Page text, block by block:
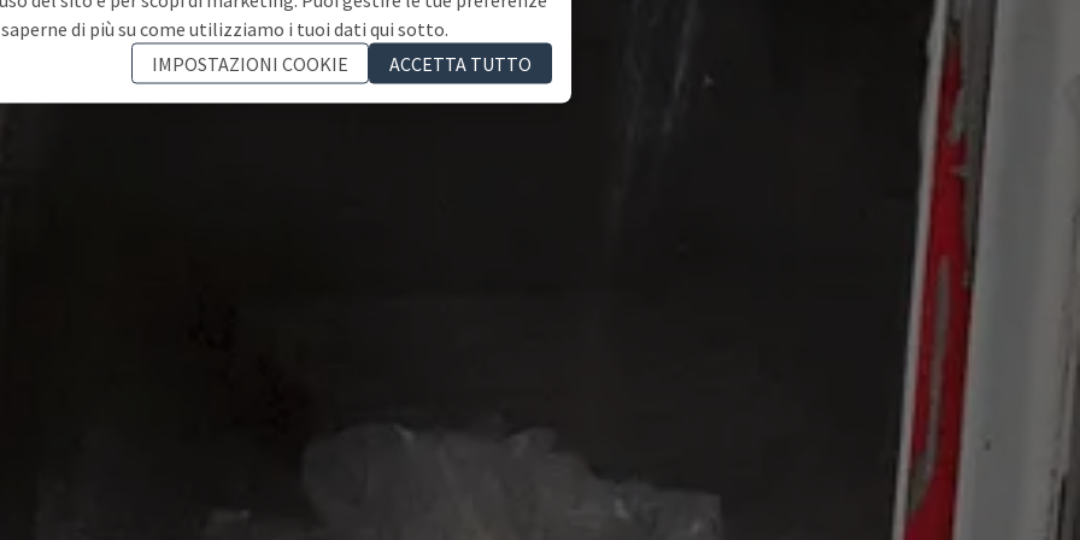
di più su come utilizziamo i tuoi dati qui sotto.
IMPOSTAZIONI COOKIE
ACCETTA TUTTO